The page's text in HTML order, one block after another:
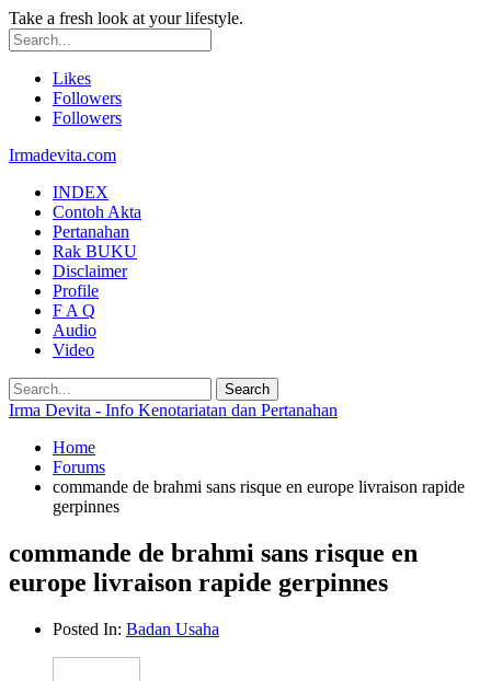
Take a fresh look at your lifestyle.
Likes
Followers
Followers
Irmadevita.com
INDEX
Contoh Akta
Pertanahan
Rak BUKU
Disclaimer
Profile
F A Q
Audio
Video
Irma Devita - Info Kenotariatan dan Pertanahan
Home
Forums
commande de brahmi sans risque en europe livraison rapide
gerpinnes
commande de brahmi sans risque en
europe livraison rapide gerpinnes
Posted In: Badan Usaha